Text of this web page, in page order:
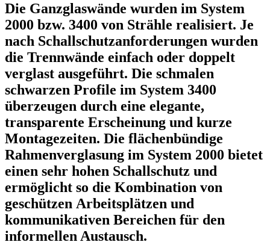
Die Ganzglaswände wurden im System
2000 bzw. 3400 von Strähle realisiert. Je
nach Schallschutzanforderungen wurden
die Trennwände einfach oder doppelt
verglast ausgeführt. Die schmalen
schwarzen Profile im System 3400
überzeugen durch eine elegante,
transparente Erscheinung und kurze
Montagezeiten. Die flächenbündige
Rahmenverglasung im System 2000 bietet
einen sehr hohen Schallschutz und
ermöglicht so die Kombination von
geschützen Arbeitsplätzen und
kommunikativen Bereichen für den
informellen Austausch.